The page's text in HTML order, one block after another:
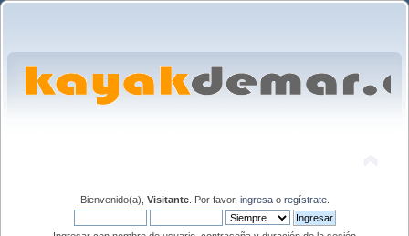
Bienvenido(a), Visitante. Por favor, ingresao regístrate.